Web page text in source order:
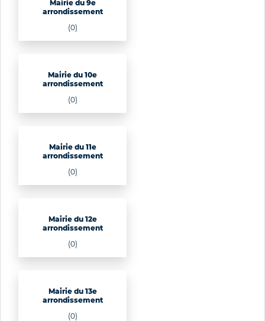
Mairie du 9e
arrondissement
(0)
Mairie du 10e
arrondissement
(0)
Mairie du 11e
arrondissement
(0)
Mairie du 12e
arrondissement
(0)
Mairie du 13e
arrondissement
(0)